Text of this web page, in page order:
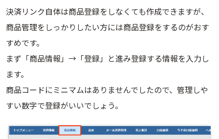
決済リンク自体は商品登録をしなくても作成できますが、
商品管理をしっかりしたい方には商品登録をするのがおす
すめです。
まず「商品情報」→「登録」と進み登録する情報を入力し
ます。
商品コードにミニマムはありませんでしたので、管理しや
すい数字で登録がいいでしょう。